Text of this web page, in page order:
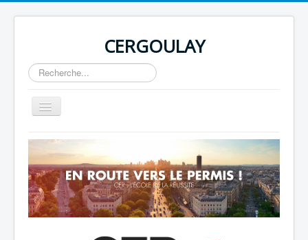
CERGOULAY
Rechercher
Basculer
la
Home
About
Author Login